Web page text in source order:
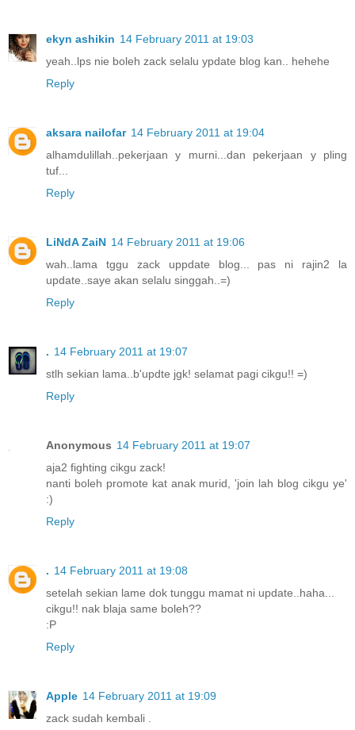
ekyn ashikin 14 February 2011 at 19:03
yeah..lps nie boleh zack selalu ypdate blog kan.. hehehe
Reply
aksara nailofar 14 February 2011 at 19:04
alhamdulillah..pekerjaan y murni...dan pekerjaan y pling
tuf...
Reply
LiNdA ZaiN 14 February 2011 at 19:06
wah..lama tggu zack uppdate blog... pas ni rajin2 la
update..saye akan selalu singgah..=)
Reply
. 14 February 2011 at 19:07
stlh sekian lama..b'updte jgk! selamat pagi cikgu!! =)
Reply
Anonymous 14 February 2011 at 19:07
aja2 fighting cikgu zack!
nanti boleh promote kat anak murid, 'join lah blog cikgu ye'
:)
Reply
. 14 February 2011 at 19:08
setelah sekian lame dok tunggu mamat ni update..haha...
cikgu!! nak blaja same boleh??
:P
Reply
Apple 14 February 2011 at 19:09
zack sudah kembali .